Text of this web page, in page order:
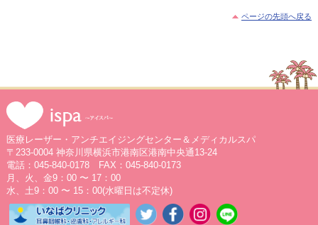
ページの先頭へ戻る
医療レーザー・アンチエイジングセンター＆メディカルスパ
〒233-0004 神奈川県横浜市港南区港南中央通13-24
電話：045-840-0178 FAX：045-840-0173
月、火、金9：00 〜 17：00
水、土9：00 〜 15：00(水曜日は不定休)